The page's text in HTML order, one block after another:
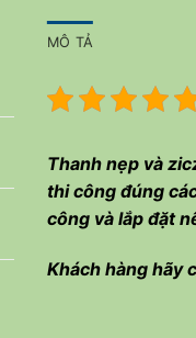
MÔ TẢ
Thanh nẹp và
thi công đúng
công và lắp đặt
Khách hàng hãy